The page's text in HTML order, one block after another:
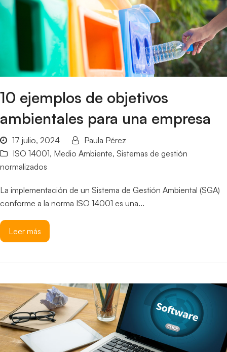
10 ejemplos de objetivos
ambientales para una empresa
17 julio, 2024
Paula Pérez
ISO 14001, Medio Ambiente, Sistemas de gestión
normalizados
La implementación de un Sistema de Gestión Ambiental (SGA)
conforme a la norma ISO 14001 es una...
Leer más